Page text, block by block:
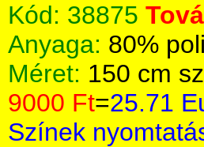
Kód: 38875
Anyaga: 80%
Méret: 150 cm
9000 Ft=25.71
Színek